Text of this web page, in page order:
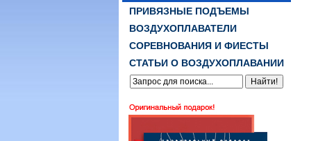
ПРИВЯЗНЫЕ ПОДЪЕМЫ
ВОЗДУХОПЛАВАТЕЛИ
СОРЕВНОВАНИЯ И ФИЕСТЫ
СТАТЬИ О ВОЗДУХОПЛАВАНИИ